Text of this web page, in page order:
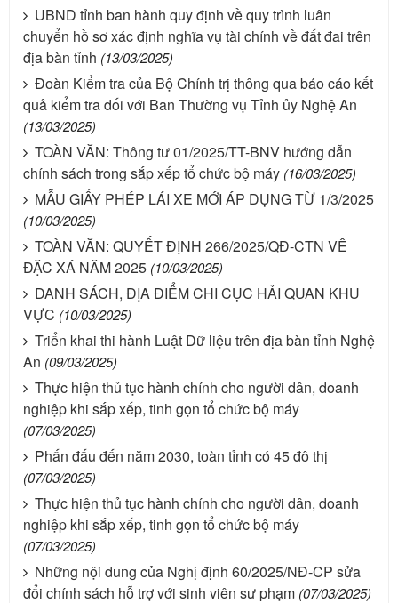
UBND tỉnh ban hành quy định về quy trình luân
chuyển hồ sơ xác định nghĩa vụ tài chính về đất đai trên
địa bàn tỉnh (13/03/2025)
Đoàn Kiểm tra của Bộ Chính trị thông qua báo cáo kết
quả kiểm tra đối với Ban Thường vụ Tỉnh ủy Nghệ An
(13/03/2025)
TOÀN VĂN: Thông tư 01/2025/TT-BNV hướng dẫn
chính sách trong sắp xếp tổ chức bộ máy (16/03/2025)
MẪU GIẤY PHÉP LÁI XE MỚI ÁP DỤNG TỪ 1/3/2025
(10/03/2025)
TOÀN VĂN: QUYẾT ĐỊNH 266/2025/QĐ-CTN VỀ
ĐẶC XÁ NĂM 2025 (10/03/2025)
DANH SÁCH, ĐỊA ĐIỂM CHI CỤC HẢI QUAN KHU
VỰC (10/03/2025)
Triển khai thi hành Luật Dữ liệu trên địa bàn tỉnh Nghệ
An (09/03/2025)
Thực hiện thủ tục hành chính cho người dân, doanh
nghiệp khi sắp xếp, tinh gọn tổ chức bộ máy
(07/03/2025)
Phấn đấu đến năm 2030, toàn tỉnh có 45 đô thị
(07/03/2025)
Thực hiện thủ tục hành chính cho người dân, doanh
nghiệp khi sắp xếp, tinh gọn tổ chức bộ máy
(07/03/2025)
Những nội dung của Nghị định 60/2025/NĐ-CP sửa
đổi chính sách hỗ trợ với sinh viên sư phạm (07/03/2025)